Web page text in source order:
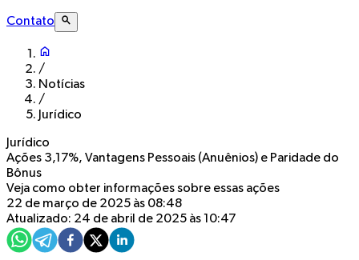
Contato
/
Notícias
/
Jurídico
Jurídico
Ações 3,17%, Vantagens Pessoais (Anuênios) e Paridade do
Bônus
Veja como obter informações sobre essas ações
22 de março de 2025 às 08:48
Atualizado: 24 de abril de 2025 às 10:47